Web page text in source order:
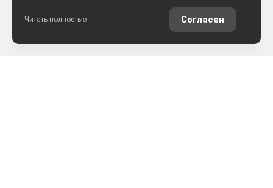
Читать полностью Согласен